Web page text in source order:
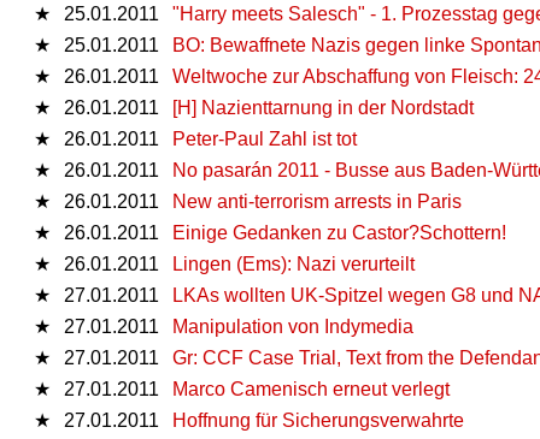
★
25.01.2011
"Harry meets Salesch" - 1. Prozesstag
★
25.01.2011
BO: Bewaffnete Nazis gegen linke
★
26.01.2011
Weltwoche zur Abschaffung von Fleisch:
★
26.01.2011
[H] Nazienttarnung in der Nordstadt
★
26.01.2011
Peter-Paul Zahl ist tot
★
26.01.2011
No pasarán 2011 - Busse aus Baden-
★
26.01.2011
New anti-terrorism arrests in Paris
★
26.01.2011
Einige Gedanken zu Castor?Schottern!
★
26.01.2011
Lingen (Ems): Nazi verurteilt
★
27.01.2011
LKAs wollten UK-Spitzel wegen G8 und
★
27.01.2011
Manipulation von Indymedia
★
27.01.2011
Gr: CCF Case Trial, Text from the
★
27.01.2011
Marco Camenisch erneut verlegt
★
27.01.2011
Hoffnung für Sicherungsverwahrte